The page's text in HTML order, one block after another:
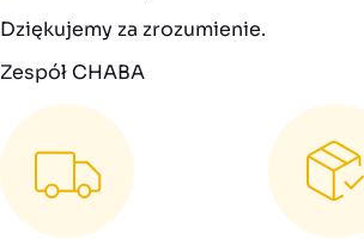
Dziękujemy za zrozumienie.
Zespół CHABA